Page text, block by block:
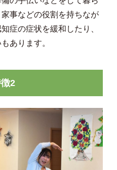
事などの役割を持ちなが
症の症状を緩和したり、
あります。
2